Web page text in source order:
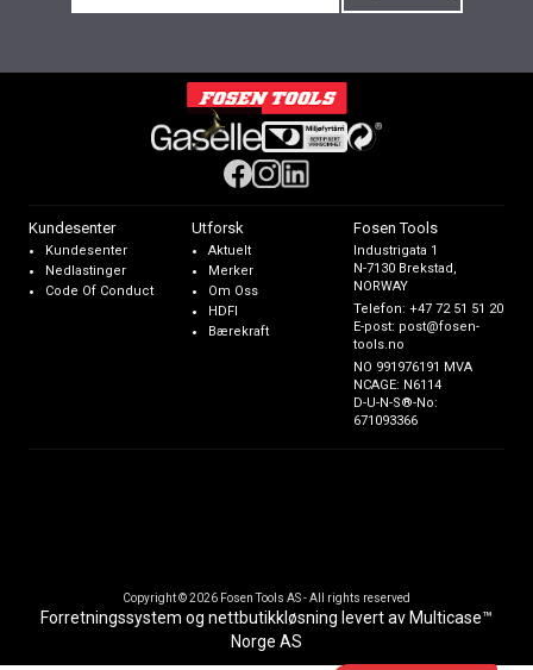
Kundesenter
Kundesenter
Nedlastinger
Code Of Conduct
Utforsk
Aktuelt
Merker
Om Oss
HDFI
Bærekraft
Fosen Tools
Industrigata 1
N-7130 Brekstad,
NORWAY
Telefon:+47 72 51 51 20
E-post: post@fosen-
tools.no
NO 991976191 MVA
NCAGE: N6114
D-U-N-S®-No:
671093366
Copyright © 2026 Fosen Tools AS - All rights reserved
Forretningssystem og nettbutikkløsning levert av Multicase™
Norge AS